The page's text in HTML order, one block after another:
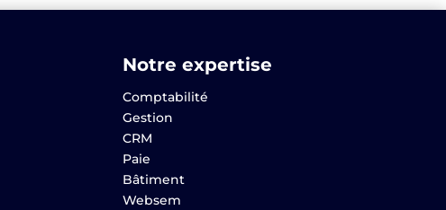
Notre expertise
Comptabilité
Gestion
CRM
Paie
Bâtiment
Websem